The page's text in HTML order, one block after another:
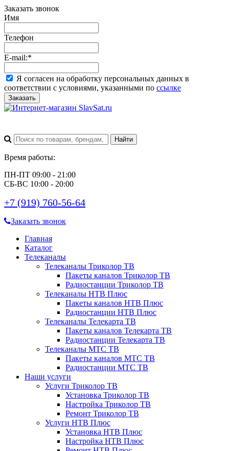
Заказать звонок
Имя
Телефон
E-mail:*
Я согласен на обработку персональных данных в
соответствии с условиями, указанными по ссылке
Заказать
Время работы:
ПН-ПТ 09:00 - 21:00
СБ-ВС 10:00 - 20:00
+7 (919) 760-56-64
Заказать звонок
Главная
Каталог
Телеканалы
Телеканалы Триколор ТВ
Пакеты каналов Триколор ТВ
Радиостанции Триколор ТВ
Телеканалы НТВ Плюс
Пакеты каналов НТВ Плюс
Радиостанции НТВ Плюс
Телеканалы Телекарта ТВ
Пакеты каналов Телекарта ТВ
Радиостанции Телекарта ТВ
Телеканалы МТС ТВ
Пакеты каналов МТС ТВ
Радиостанции МТС ТВ
Наши услуги
Услуги Триколор ТВ
Установка Триколор ТВ
Настройка Триколор ТВ
Ремонт Триколор ТВ
Услуги НТВ Плюс
Установка НТВ Плюс
Настройка НТВ Плюс